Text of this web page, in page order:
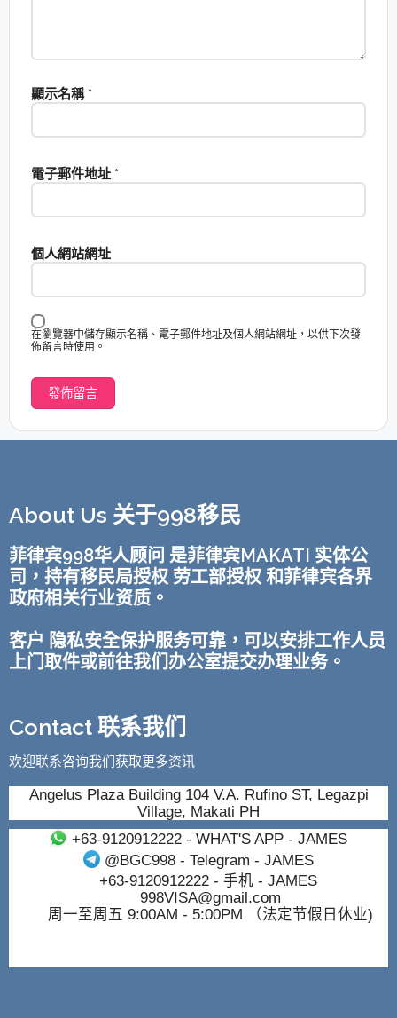
顯示名稱 *
電子郵件地址 *
個人網站網址
在瀏覽器中儲存顯示名稱、電子郵件地址及個人網站網址，以供下次發
佈留言時使用。
About Us 关于998移民
菲律宾998华人顾问 是菲律宾MAKATI 实体公
司，持有移民局授权 劳工部授权 和菲律宾各界
政府相关行业资质。
客户 隐私安全保护服务可靠，可以安排工作人员
上门取件或前往我们办公室提交办理业务。
Contact 联系我们
欢迎联系咨询我们获取更多资讯
Angelus Plaza Building 104 V.A. Rufino ST, Legazpi
Village, Makati PH
+63-9120912222- WHAT'S APP - JAMES
@BGC998 - Telegram - JAMES
+63-9120912222- 手机 - JAMES
998VISA@gmail.com
周一至周五 9:00AM - 5:00PM （法定节假日休业)